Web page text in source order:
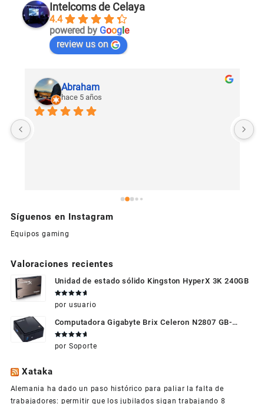
Intelcoms de Celaya
4.4
powered by Google
review us on
Abraham
hace 5 años
Síguenos en Instagram
Equipos gaming
Valoraciones recientes
Unidad de estado sólido Kingston HyperX 3K 240GB
Valorado
en5 de 5
por usuario
Computadora Gigabyte Brix Celeron N2807 GB-
BXBT-2807 + WIFI + RAM de 4GB + HDD 500gb +
Windows 10
Valorado
en5 de 5
por Soporte
Xataka
Alemania ha dado un paso histórico para paliar la falta de
trabajadores: permitir que los jubilados sigan trabajando 8